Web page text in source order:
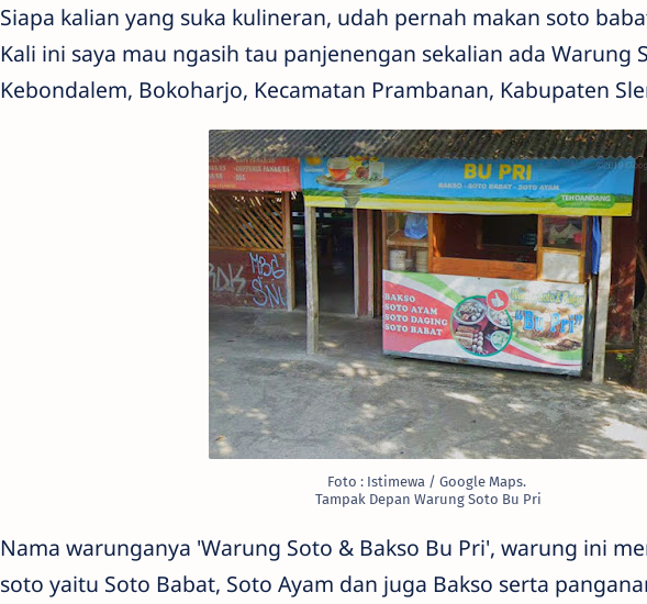
Siapa kalian yang suka kulineran, udah pernah makan soto
Kali ini saya mau ngasih tau panjenengan sekalian ada Warung
Kebondalem, Bokoharjo, Kecamatan Prambanan, Kabupaten
Foto : Istimewa / Google Maps.
Tampak Depan Warung Soto Bu Pri
Nama warunganya 'Warung Soto & Bakso Bu Pri', warung ini
soto yaitu Soto Babat, Soto Ayam dan juga Bakso serta